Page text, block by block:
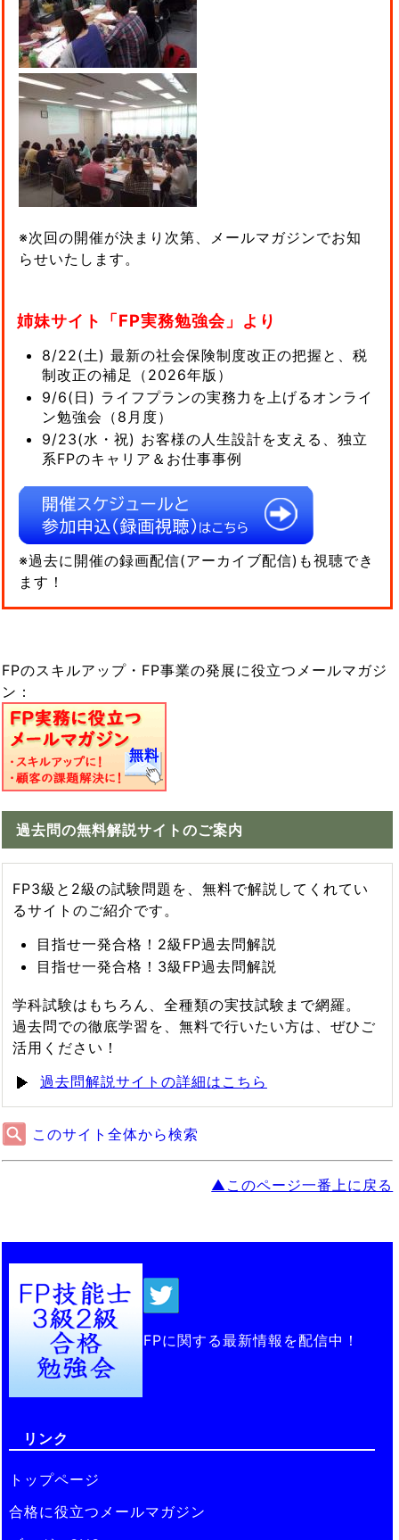
※次回の開催が決まり次第、メールマガジンでお知
らせいたします。
姉妹サイト「FP実務勉強会」より
8/22(土) 最新の社会保険制度改正の把握と、税
制改正の補足（2026年版）
9/6(日) ライフプランの実務力を上げるオンライ
ン勉強会（8月度）
9/23(水・祝) お客様の人生設計を支える、独立
系FPのキャリア＆お仕事事例
※過去に開催の録画配信(アーカイブ配信)も視聴でき
ます！
FPのスキルアップ・FP事業の発展に役立つメールマガジ
ン：
過去問の無料解説サイトのご案内
FP3級と2級の試験問題を、無料で解説してくれてい
るサイトのご紹介です。
目指せ一発合格！2級FP過去問解説
目指せ一発合格！3級FP過去問解説
学科試験はもちろん、全種類の実技試験まで網羅。
過去問での徹底学習を、無料で行いたい方は、ぜひご
活用ください！
過去問解説サイトの詳細はこちら
このサイト全体から検索
▲このページ一番上に戻る
FPに関する最新情報を配信中！
リンク
トップページ
合格に役立つメールマガジン